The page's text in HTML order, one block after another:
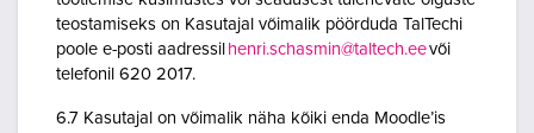
teostamiseks on Kasutajal võimalik pöörduda TalTechi
poole e-posti aadressil henri.schasmin@taltech.eevõi
telefonil 620 2017.
6.7 Kasutajal on võimalik näha kõiki enda Moodle’is